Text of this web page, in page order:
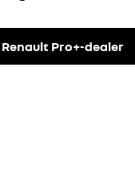
Pro+-dealer